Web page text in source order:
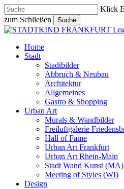
Skip
to
main
content
Klick
zum Schließen
Suche
Close
search
Menu
Home
Stadt
Stadtbilder
Abbruch & Neubau
Architektur
Allgemeines
Gastro & Shopping
Urban Art
Murals & Wandbilder
Freiluftgalerie
Hall of Fame
Urban Art Frankfurt
Urban Art Rhein-Main
Stadt Wand Kunst (MA)
Meeting of Styles (WI)
Design